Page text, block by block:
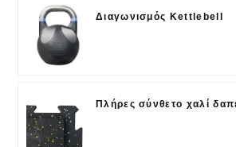
Διαγωνισμός Kettlebell
Πλήρες σύνθετο χαλί